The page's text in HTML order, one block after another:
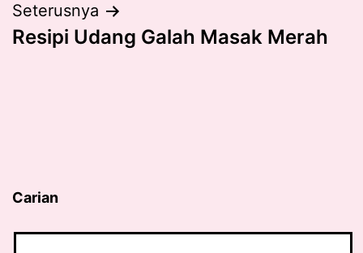
Seterusnya
Resipi Udang Galah Masak Merah
Carian